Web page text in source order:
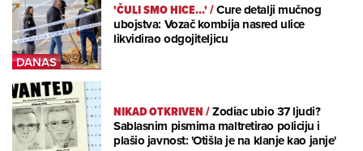
'ČULI SMO HICE...'/Cure detalji mučnog
ubojstva: Vozač kombija nasred ulice
likvidirao odgojiteljicu
NIKAD OTKRIVEN/Zodiac ubio 37 ljudi?
Sablasnim pismima maltretirao policiju i
plašio javnost: 'Otišla je na klanje kao janje'